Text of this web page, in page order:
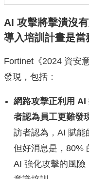
AI 攻擊將擊潰沒
導入培訓計畫是當
Fortinet《2024 資安
發現，包括：
網路攻擊正利用 AI
者認為員工更難發
訪者認為，AI 賦能
但好消息是，80%
AI 強化攻擊的風險